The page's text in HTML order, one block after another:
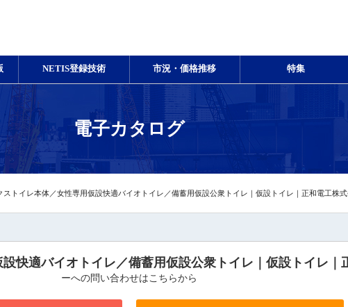
NETIS登録技術 市況・価格推移 特集
電子カタログ
ストイレ本体／女性専用仮設快適バイオトイレ／備蓄用仮設公衆トイレ｜仮設トイレ｜正和電工株
快適バイオトイレ／備蓄用仮設公衆トイレ｜仮設トイレ｜
ーへの問い合わせはこちらから